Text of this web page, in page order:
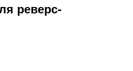
реверс-